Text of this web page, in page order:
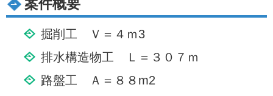
案件概要
掘削工 Ｖ＝４ｍ3
排水構造物工 Ｌ＝３０７ｍ
路盤工 Ａ＝８８m2